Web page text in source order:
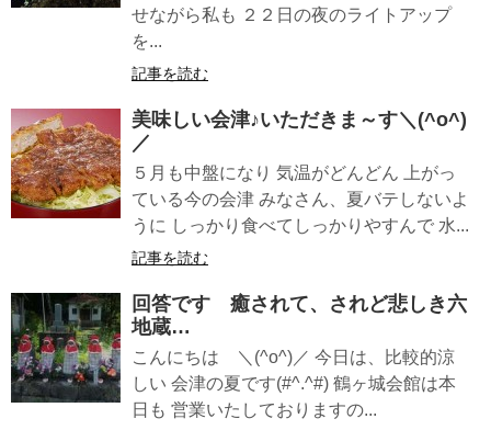
せながら私も ２２日の夜のライトアップ
を...
記事を読む
美味しい会津♪いただきま～す＼(^o^)
／
５月も中盤になり 気温がどんどん 上がっ
ている今の会津 みなさん、夏バテしないよ
うに しっかり食べてしっかりやすんで 水...
記事を読む
回答です 癒されて、されど悲しき六
地蔵…
こんにちは ＼(^o^)／ 今日は、比較的涼
しい 会津の夏です(#^.^#) 鶴ヶ城会館は本
日も 営業いたしておりますの...